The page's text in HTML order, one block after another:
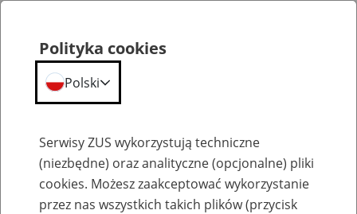
Przepraszamy,
podana strona nie została znaleziona.
Polityka cookies
Polski
Serwisy ZUS wykorzystują techniczne
(niezbędne) oraz analityczne (opcjonalne) pliki
cookies. Możesz zaakceptować wykorzystanie
przez nas wszystkich takich plików (przycisk